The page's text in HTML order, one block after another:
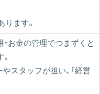
ます。
お金の管理でつまずくと
スタッフが担い、「経営